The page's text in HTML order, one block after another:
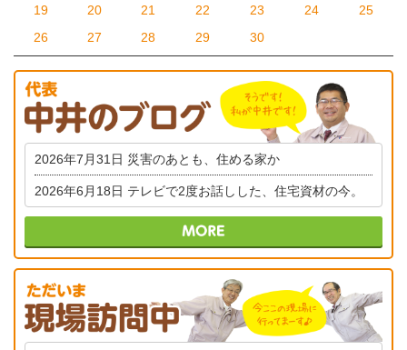
19
20 21 22 23 24
25
26
27 28 29 30
2026年7月31日 災害のあとも、住める家か
2026年6月18日 テレビで2度お話しした、住宅資材の今。